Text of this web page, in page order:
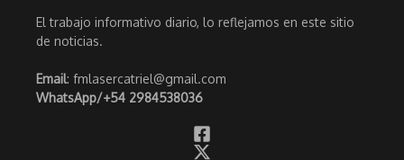
El trabajo informativo diario, lo reflejamos en este sitio
de noticias.
Email: fmlasercatriel@gmail.com
WhatsApp/+54 2984538036